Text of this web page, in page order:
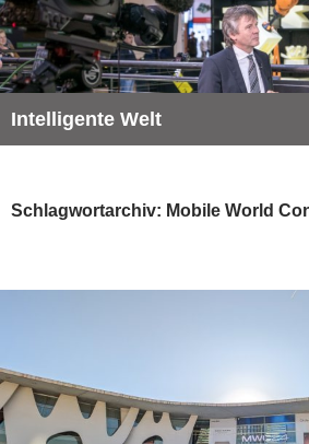
Zum
Inhalt
springen
Intelligente Welt
Schlagwortarchiv: Mobile World